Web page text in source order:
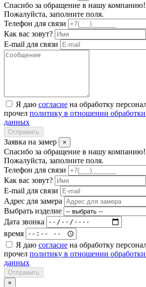
Спасибо за обращение в нашу компанию!
Пожалуйста, заполните поля.
Телефон для связи
Как вас зовут?
E-mail для связи
Я даю согласие на обработку
прочел политику в отношении
данных
Отправить
Заявка на замер ×
Спасибо за обращение в нашу компанию!
Пожалуйста, заполните поля.
Телефон для связи
Как вас зовут?
E-mail для связи
Адрес для замера
Выбрать изделие
Дата звонка
время
Я даю согласие на обработку
прочел политику в отношении
данных
Отправить
×